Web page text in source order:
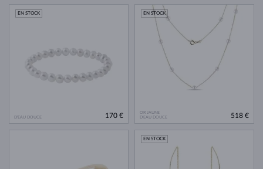
D'EAU DOUCE
EN STOCK
170 €
OR JAUNE
D'EAU DOUCE
EN STOCK
518 €
EN STOCK